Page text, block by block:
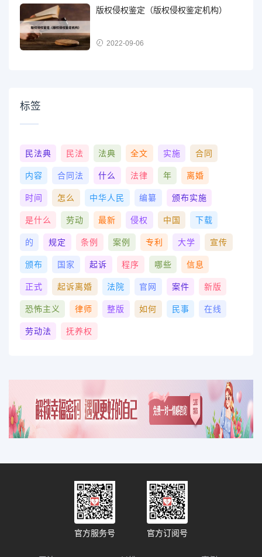
版权侵权鉴定（版权侵权鉴定机构）
2022-09-06
标签
民法典 民法 法典 全文 实施 合同
内容 合同法 什么 法律 年 离婚
时间 怎么 中华人民 编纂 颁布实施
是什么 劳动 最新 侵权 中国 下载
的 规定 条例 案例 专利 大学 宣传
颁布 国家 起诉 程序 哪些 信息
正式 起诉离婚 法院 官网 案件 新版
恐怖主义 律师 整版 如何 民事 在线
劳动法 抚养权
官方服务号 官方订阅号